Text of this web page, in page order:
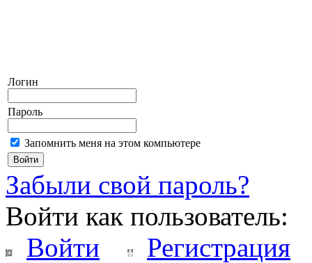
Логин
Пароль
Запомнить меня на этом компьютере
Забыли свой пароль?
Войти как пользователь:
Войти
Регистрация